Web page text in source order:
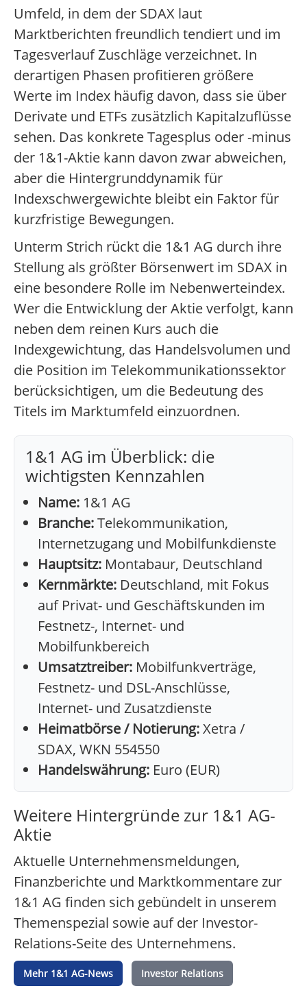
Umfeld, in dem der SDAX laut
Marktberichten freundlich tendiert und im
Tagesverlauf Zuschläge verzeichnet. In
derartigen Phasen profitieren größere
Werte im Index häufig davon, dass sie über
Derivate und ETFs zusätzlich Kapitalzuflüsse
sehen. Das konkrete Tagesplus oder -minus
der 1&1-Aktie kann davon zwar abweichen,
aber die Hintergrunddynamik für
Indexschwergewichte bleibt ein Faktor für
kurzfristige Bewegungen.
Unterm Strich rückt die 1&1 AG durch ihre
Stellung als größter Börsenwert im SDAX in
eine besondere Rolle im Nebenwerteindex.
Wer die Entwicklung der Aktie verfolgt, kann
neben dem reinen Kurs auch die
Indexgewichtung, das Handelsvolumen und
die Position im Telekommunikationssektor
berücksichtigen, um die Bedeutung des
Titels im Marktumfeld einzuordnen.
1&1 AG im Überblick: die
wichtigsten Kennzahlen
Name: 1&1 AG
Branche:Telekommunikation,
Internetzugang und Mobilfunkdienste
Hauptsitz: Montabaur, Deutschland
Kernmärkte: Deutschland, mit Fokus
auf Privat- und Geschäftskunden im
Festnetz-, Internet- und
Mobilfunkbereich
Umsatztreiber: Mobilfunkverträge,
Festnetz- und DSL-Anschlüsse,
Internet- und Zusatzdienste
Heimatbörse / Notierung:Xetra /
SDAX, WKN 554550
Handelswährung: Euro (EUR)
Weitere Hintergründe zur 1&1 AG-
Aktie
Aktuelle Unternehmensmeldungen,
Finanzberichte und Marktkommentare zur
1&1 AG finden sich gebündelt in unserem
Themenspezial sowie auf der Investor-
Relations-Seite des Unternehmens.
Mehr 1&1 AG-News Investor Relations